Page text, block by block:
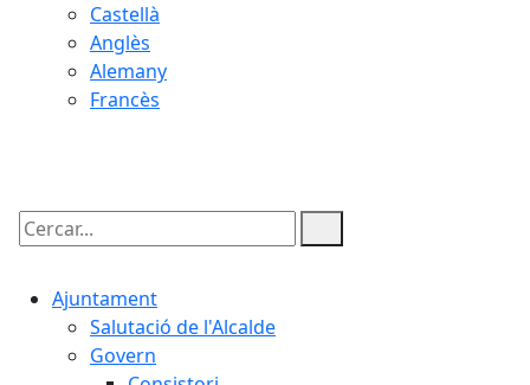
Castellà
Anglès
Alemany
Francès
Cercar:
Ajuntament
Salutació de l'Alcalde
Govern